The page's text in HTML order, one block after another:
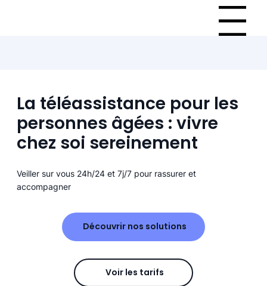
Menu
La téléassistance pour les
personnes âgées : vivre
chez soi sereinement
Veiller sur vous 24h/24 et 7j/7 pour rassurer et
accompagner
Découvrir nos solutions
Voir les tarifs